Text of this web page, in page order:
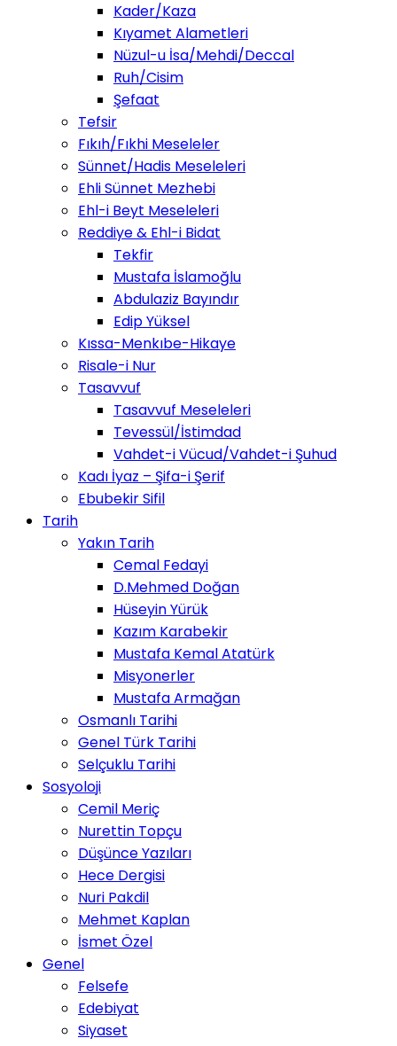
Kader/Kaza
Kıyamet Alametleri
Nüzul-u İsa/Mehdi/Deccal
Ruh/Cisim
Şefaat
Tefsir
Fıkıh/Fıkhi Meseleler
Sünnet/Hadis Meseleleri
Ehli Sünnet Mezhebi
Ehl-i Beyt Meseleleri
Reddiye & Ehl-i Bidat
Tekfir
Mustafa İslamoğlu
Abdulaziz Bayındır
Edip Yüksel
Kıssa-Menkıbe-Hikaye
Risale-i Nur
Tasavvuf
Tasavvuf Meseleleri
Tevessül/İstimdad
Vahdet-i Vücud/Vahdet-i Şuhud
Kadı İyaz – Şifa-i Şerif
Ebubekir Sifil
Tarih
Yakın Tarih
Cemal Fedayi
D.Mehmed Doğan
Hüseyin Yürük
Kazım Karabekir
Mustafa Kemal Atatürk
Misyonerler
Mustafa Armağan
Osmanlı Tarihi
Genel Türk Tarihi
Selçuklu Tarihi
Sosyoloji
Cemil Meriç
Nurettin Topçu
Düşünce Yazıları
Hece Dergisi
Nuri Pakdil
Mehmet Kaplan
İsmet Özel
Genel
Felsefe
Edebiyat
Siyaset